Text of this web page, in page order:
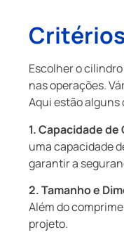
Escolher o
nas operações.
Aqui estão
1. Capacidade de
uma capacidade
garantir a
2. Tamanho e
Além do
projeto.